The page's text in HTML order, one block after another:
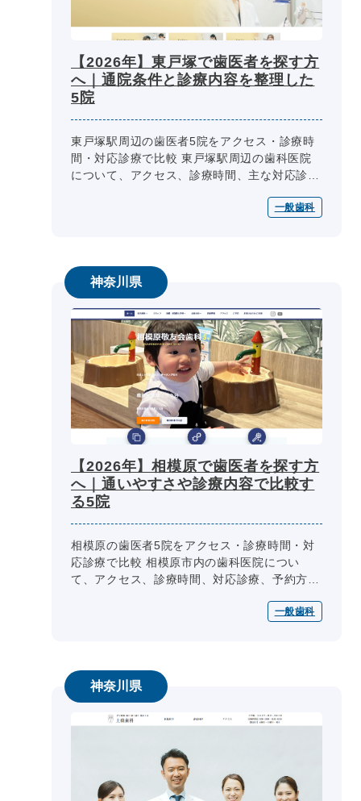
【2026年】東戸塚で歯医者を探す方
へ｜通院条件と診療内容を整理した
5院
東戸塚駅周辺の歯医者5院をアクセス・診療時
間・対応診療で比較 東戸塚駅周辺の歯科医院
について、アクセス、診療時間、主な対応診
目で整理しています。生活動線や相談...一般歯科
神奈川県
【2026年】相模原で歯医者を探す方
へ｜通いやすさや診療内容で比較す
る5院
相模原の歯医者5院をアクセス・診療時間・対
応診療で比較 相模原市内の歯科医院につい
て、アクセス、診療時間、対応診療、予約方
較する際は、公式サイトの最新情報も...一般歯科
神奈川県